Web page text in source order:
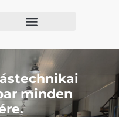
minden